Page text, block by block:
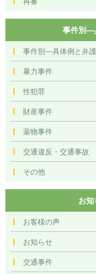
事件別―
事件別―具体例と弁
暴力事件
性犯罪
財産事件
薬物事件
交通違反・交通事故
その他
お
お客様の声
お知らせ
交通事件